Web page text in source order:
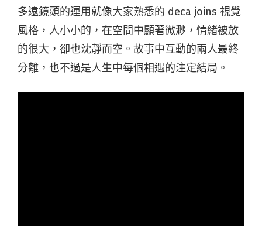
多遠鏡頭的運用就像大家熟悉的 deca joins 視覺
風格，人小小的，在空間中顯著微渺，情緒被放
的很大，卻也沈靜而空。故事中互動的兩人最終
分離，也不過是人生中每個相遇的注定結局。